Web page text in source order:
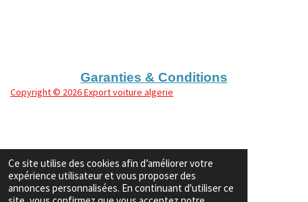
Ce site utilise des cookies afin d’améliorer votre
expérience utilisateur et vous proposer des
annonces personnalisées. En continuant d'utiliser ce
Garanties & Conditions
Copyright© 2026 Export voiture algerie